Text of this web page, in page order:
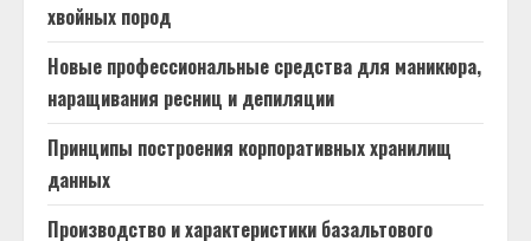
хвойных пород
Новые профессиональные средства для маникюра,
наращивания ресниц и депиляции
Принципы построения корпоративных хранилищ
данных
Производство и характеристики базальтового